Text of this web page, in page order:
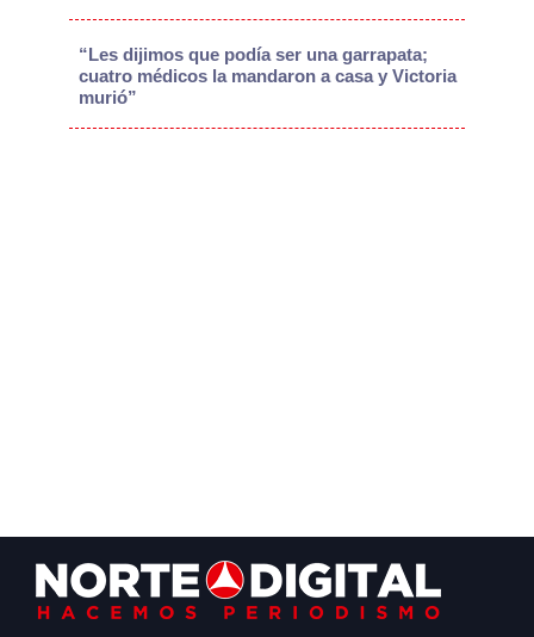
“Les dijimos que podía ser una garrapata;
cuatro médicos la mandaron a casa y Victoria
murió”
Footer